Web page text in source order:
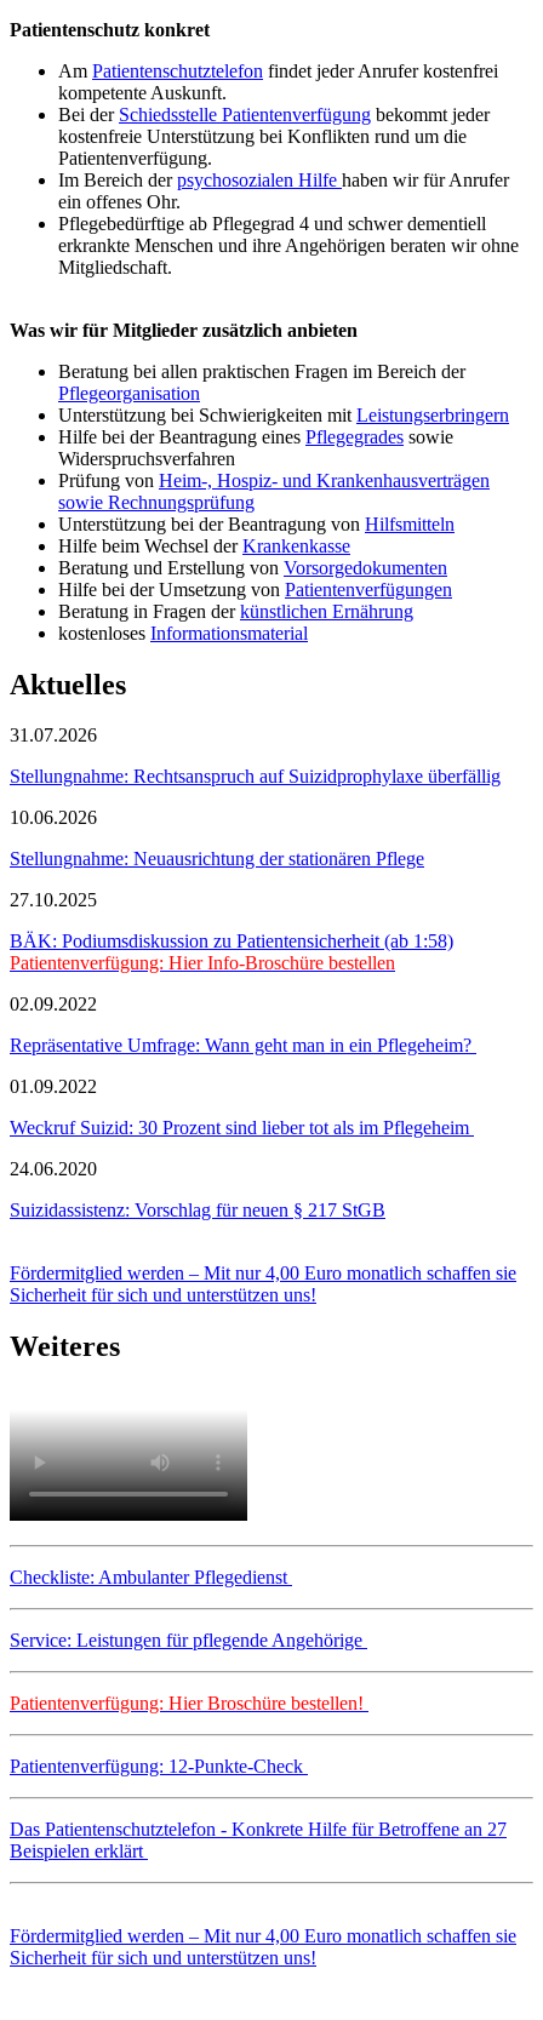
Patientenschutz konkret
Am Patientenschutztelefon findet jeder Anrufer kostenfrei
kompetente Auskunft.
Bei der Schiedsstelle Patientenverfügung bekommt jeder
kostenfreie Unterstützung bei Konflikten rund um die
Patientenverfügung.
Im Bereich derpsychosozialen Hilfe haben wir für Anrufer
ein offenes Ohr.
Pflegebedürftige ab Pflegegrad 4 und schwer dementiell
erkrankte Menschen und ihre Angehörigen beraten wir ohne
Mitgliedschaft.
Was wir für Mitglieder zusätzlich anbieten
Beratung bei allen praktischen Fragen im Bereich der
Pflegeorganisation
Unterstützung bei Schwierigkeiten mit Leistungserbringern
Hilfe bei der Beantragung eines Pflegegrades sowie
Widerspruchsverfahren
Prüfung von Heim-, Hospiz- und Krankenhausverträgen
sowie Rechnungsprüfung
Unterstützung bei der Beantragung von Hilfsmitteln
Hilfe beim Wechsel derKrankenkasse
Beratung und Erstellung von Vorsorgedokumenten
Hilfe bei der Umsetzung von Patientenverfügungen
Beratung in Fragen derkünstlichen Ernährung
kostenloses Informationsmaterial
Aktuelles
31.07.2026
Stellungnahme: Rechtsanspruch auf Suizidprophylaxe überfällig
10.06.2026
Stellungnahme: Neuausrichtung der stationären Pflege
27.10.2025
BÄK: Podiumsdiskussion zu Patientensicherheit (ab 1:58)
Patientenverfügung: Hier Info-Broschüre bestellen
02.09.2022
Repräsentative Umfrage: Wann geht man in ein Pflegeheim?
01.09.2022
Weckruf Suizid: 30 Prozent sind lieber tot als im Pflegeheim
24.06.2020
Suizidassistenz: Vorschlag für neuen § 217 StGB
Fördermitglied werden – Mit nur 4,00 Euro monatlich schaffen sie
Sicherheit für sich und unterstützen uns!
Weiteres
Checkliste: Ambulanter Pflegedienst
Service: Leistungen für pflegende Angehörige
Patientenverfügung: Hier Broschüre bestellen!
Patientenverfügung: 12-Punkte-Check
Das Patientenschutztelefon - Konkrete Hilfe für Betroffene an 27
Beispielen erklärt
Fördermitglied werden – Mit nur 4,00 Euro monatlich schaffen sie
Sicherheit für sich und unterstützen uns!